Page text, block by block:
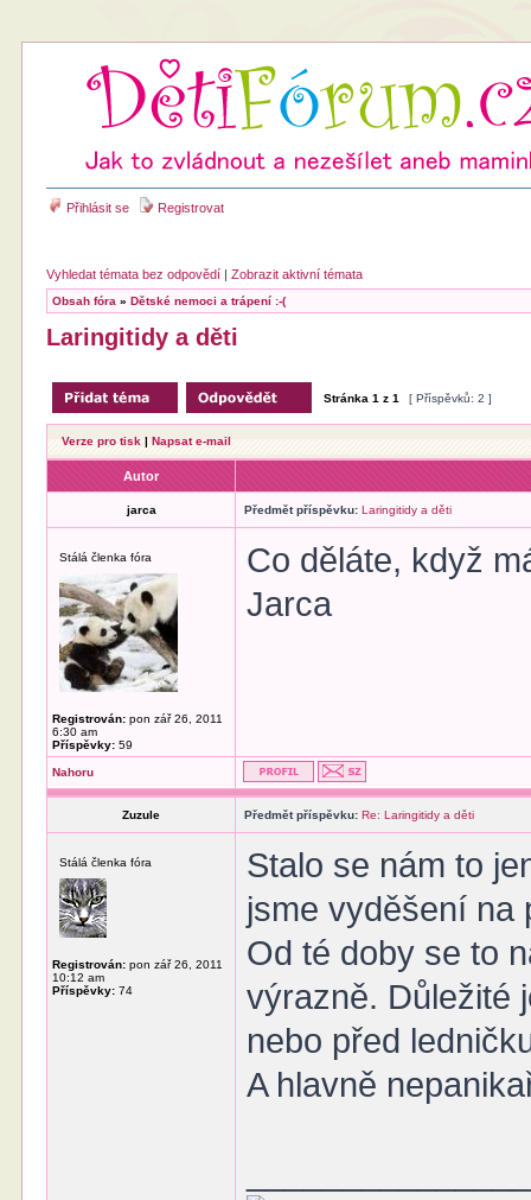
Přihlásit se Registrovat
Vyhledat témata bez odpovědí |Zobrazit aktivní témata
Obsah fóra »Dětské nemoci a trápení :-(
Laringitidy a děti
Stránka1 z1 [ Příspěvků: 2 ]
Verze pro tisk |Napsat e-mail
Autor
jarca Předmět příspěvku: Laringitidy a děti
Stálá členka fóra
Registrován: pon zář 26, 2011
6:30 am
Příspěvky: 59
Co děláte, když
Jarca
Nahoru
Zuzule Předmět příspěvku: Re: Laringitidy a děti
Stálá členka fóra
Registrován: pon zář 26, 2011
10:12 am
Příspěvky: 74
Stalo se nám to
jsme vyděšení na
Od té doby se to
výrazně. Důležité
nebo před
A hlavně